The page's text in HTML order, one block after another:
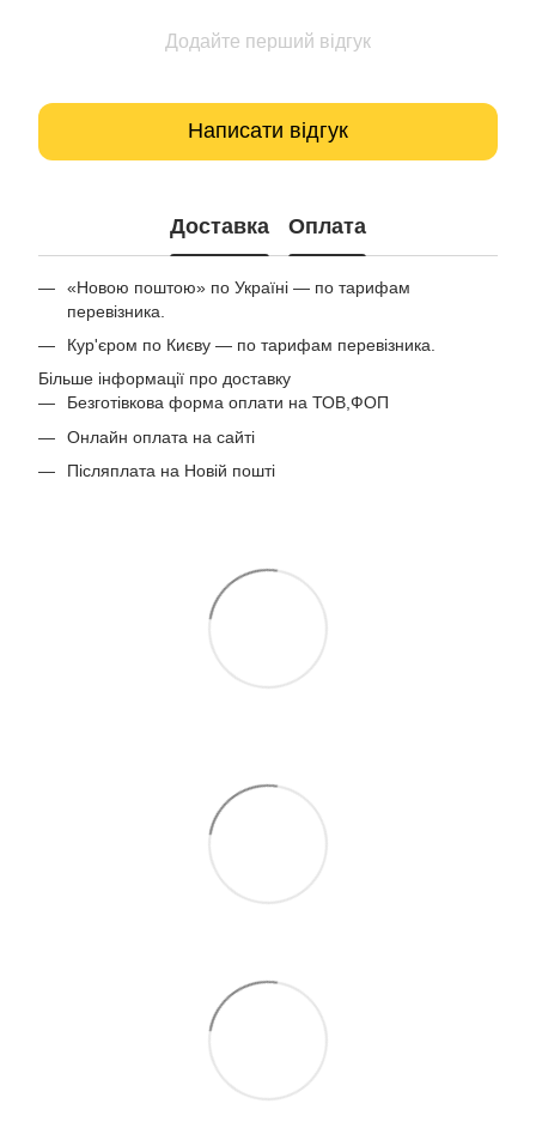
Додайте перший відгук
Написати відгук
Доставка Оплата
«Новою поштою» по Україні — по тарифам
перевізника.
Кур'єром по Києву — по тарифам перевізника.
Більше інформації про доставку
Безготівкова форма оплати на ТОВ,ФОП
Онлайн оплата на сайті
Післяплата на Новій пошті